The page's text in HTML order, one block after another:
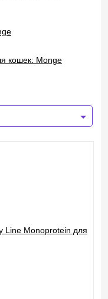
кошек: Monge